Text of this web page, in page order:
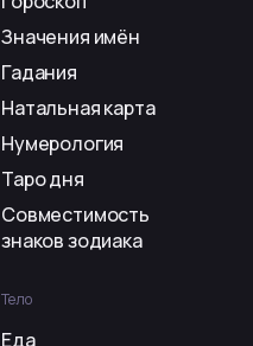
Значения имён
Гадания
Натальная карта
Нумерология
Таро дня
Совместимость
знаков зодиака
Тело
Еда